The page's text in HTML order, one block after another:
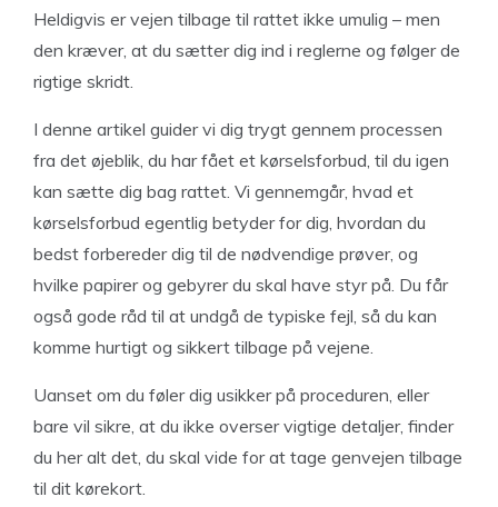
Heldigvis er vejen tilbage til rattet ikke umulig – men
den kræver, at du sætter dig ind i reglerne og følger de
rigtige skridt.
I denne artikel guider vi dig trygt gennem processen
fra det øjeblik, du har fået et kørselsforbud, til du igen
kan sætte dig bag rattet. Vi gennemgår, hvad et
kørselsforbud egentlig betyder for dig, hvordan du
bedst forbereder dig til de nødvendige prøver, og
hvilke papirer og gebyrer du skal have styr på. Du får
også gode råd til at undgå de typiske fejl, så du kan
komme hurtigt og sikkert tilbage på vejene.
Uanset om du føler dig usikker på proceduren, eller
bare vil sikre, at du ikke overser vigtige detaljer, finder
du her alt det, du skal vide for at tage genvejen tilbage
til dit kørekort.